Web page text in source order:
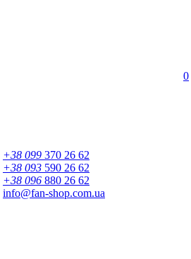
0
+38 099 370 26 62
+38 093 590 26 62
+38 096 880 26 62
info@fan-shop.com.ua